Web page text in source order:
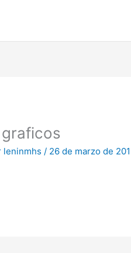
leninmhs/ 26 de marzo de